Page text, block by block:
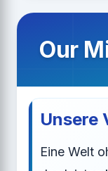
Our
Unsere
Eine Welt